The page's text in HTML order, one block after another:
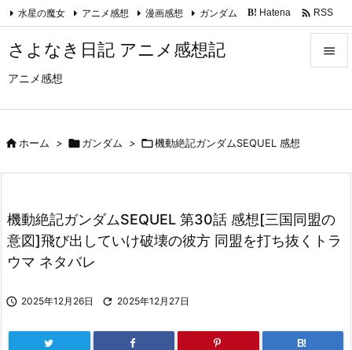
さよなき日記 アニメ感想記
アニメ感想

次へ

水星の魔女 アニメ感想 漫画感想 ガンダム B! Hatena  RSS
ホーム > ガンダム > 機動絶記ガンダムSEQUEL 感想
機動絶記ガンダムSEQUEL 第30話 感想[三国同盟の
意図]飛び出していけ破壊の彼方 同盟を打ち抜くトラ
ウマ ネタバレ
 2025年12月26日  2025年12月27日
B!